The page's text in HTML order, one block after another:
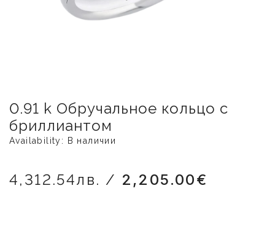
0.91 k Oбручальное кольцо с
бриллиантом
Availability: В наличии
4,312.54лв. / 2,205.00€